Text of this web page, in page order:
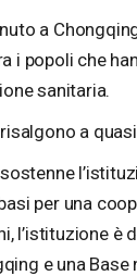
a
i popoli che
sanitaria.
a quasi
per una
l’istituzione è
e una